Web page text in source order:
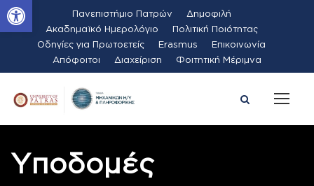
Ανοίξτε τη γραμμή εργαλείων Πανεπιστήμιο Πατρών
Δημοφιλή
Ακαδημαϊκό Ημερολόγιο
Πολιτική Ποιότητας
Οδηγίες για Πρωτοετείς
Erasmus
Επικοινωνία
Απόφοιτοι
Διαχείριση Φοιτητική Μέριμνα
Υποδομές